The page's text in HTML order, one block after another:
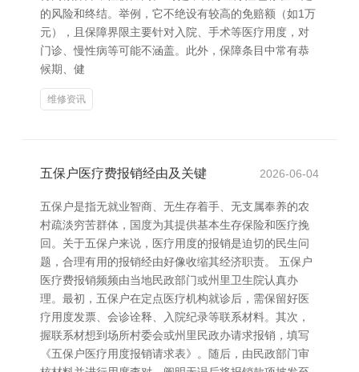
的风险和终结。举例，它不绝设有较高的免赔额（如1万
元），且保障界限主要针对入院、手术等医疗用度，对
门诊、慢性病等可能不涵盖。此外，保障条目中常有恭
候期、健
维修资讯
五保户医疗费报销经由及关键 2026-06-04
五保户是指无就业智商、无生存着手、无支属奉养的农
村疏淡穷苦群体，国度为其提供基本生存保险和医疗挽
回。关于五保户来说，医疗用度的报销是迫切的民生问
题，合理有用的报销经由好像收缩其经济职责。 五保户
医疗费报销频频由当地民政部门或州里卫生院认真办
理。最初，五保户在定点医疗机构就诊后，需保留好医
疗用度发票、会诊诠释、入院纪录等联系材料。其次，
握联系材想到场所村委会或州里民政办请求报销，填写
《五保户医疗用度报销请求表》。随后，由民政部门审